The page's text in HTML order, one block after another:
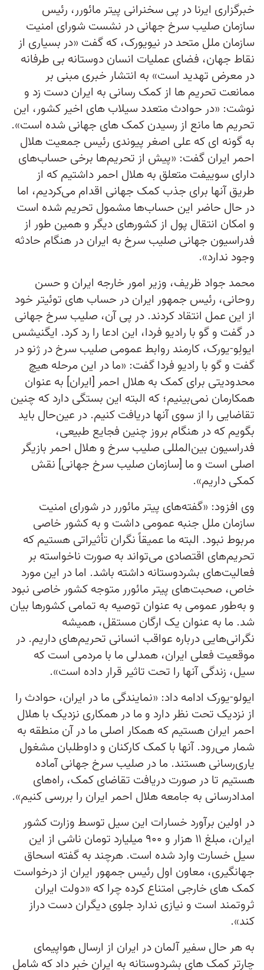
خبرگزاری ایرنا در پی سخنرانی پیتر مائورر، رئیس
سازمان صلیب سرخ جهانی در نشست شورای امنیت
سازمان ملل متحد در نیویورک، که گفت «در بسیاری از
نقاط جهان، فضای عملیات انسان دوستانه بی طرفانه
در معرض تهدید است» به انتشار خبری مبنی بر
ممانعت تحریم ها از کمک رسانی به ایران دست زد و
نوشت: «در حوادث متعدد سیلاب های اخیر کشور، این
تحریم ها مانع از رسیدن کمک های جهانی شده است».
به گونه ای که علی اصغر پیوندی رئیس جمعیت هلال
احمر ایران گفت: «پیش از تحریم‌ها برخی حساب‌های
دارای سوییفت متعلق به هلال احمر داشتیم که از
طریق آنها برای جذب کمک جهانی اقدام می‌کردیم، اما
در حال حاضر این حساب‌ها مشمول تحریم شده است
و امکان انتقال پول از کشورهای دیگر و همین طور از
فدراسیون جهانی صلیب سرخ به ایران در هنگام حادثه
وجود ندارد».
محمد جواد ظریف، وزیر امور خارجه ایران و حسن
روحانی، رئیس جمهور ایران در حساب های توئیتر خود
از این عمل انتقاد کردند. در پی آن، صلیب سرخ جهانی
در گفت و گو با رادیو فردا، این ادعا را رد کرد. ایگنیشس
ایولِو-یورک، کارمند روابط عمومی صلیب سرخ در ژنو در
گفت و گو با رادیو فردا گفت: «ما در این مرحله هیچ
محدودیتی برای کمک به هلال احمر [ایران] به عنوان
همکارمان نمی‌بینیم؛ که البته این بستگی دارد که چنین
تقاضایی را از سوی آنها دریافت کنیم. در عین‌حال باید
بگویم که در هنگام بروز چنین فجایع طبیعی،
فدراسیون بین‌المللی صلیب سرخ و هلال احمر بازیگر
اصلی است و ما [سازمان صلیب سرخ جهانی] نقش
کمکی داریم».
وی افزود: «گفته‌های پیتر مائورر در شورای امنیت
سازمان ملل جنبه عمومی داشت و به کشور خاصی
مربوط نبود. البته ما عمیقاً نگران تأثیراتی هستیم که
تحریم‌های اقتصادی می‌تواند به صورت ناخواسته بر
فعالیت‌های بشردوستانه داشته باشد. اما در این مورد
خاص، صحبت‌های پیتر مائورر متوجه کشور خاصی نبود
و به‌طور عمومی به عنوان توصیه به تمامی کشورها بیان
شد. ما به عنوان یک ارگان مستقل، همیشه
نگرانی‌هایی درباره عواقب انسانی تحریم‌های داریم. در
موقعیت فعلی ایران، همدلی ما با مردمی است که
سیل، زندگی آنها را تحت تاثیر قرار داده است».
ایولو-یورک ادامه داد: «نمایندگی ما در ایران، حوادث را
از نزدیک تحت نظر دارد و ما در همکاری نزدیک با هلال
احمر ایران هستیم که همکار اصلی ما در آن منطقه به
شمار می‌رود. آنها با کمک کارکنان و داوطلبان مشغول
یاری‌رسانی هستند. ما در صلیب سرخ جهانی آماده
هستیم تا در صورت دریافت تقاضای کمک، راه‌های
امدادرسانی به جامعه هلال احمر ایران را بررسی کنیم».
در اولین برآورد خسارات این سیل توسط وزارت کشور
ایران، مبلغ ۱۱ هزار و ۹۰۰ میلیارد تومان ناشی از این
سیل خسارت وارد شده است. هرچند به گفته اسحاق
جهانگیری، معاون اول رئیس جمهور ایران از درخواست
کمک های خارجی امتناع کرده چرا که «دولت ایران
ثروتمند است و نیازی ندارد جلوی دیگران دست دراز
کند».
به هر حال سفیر آلمان در ایران از ارسال هواپیمای
چارتر کمک های بشردوستانه به ایران خبر داد که شامل